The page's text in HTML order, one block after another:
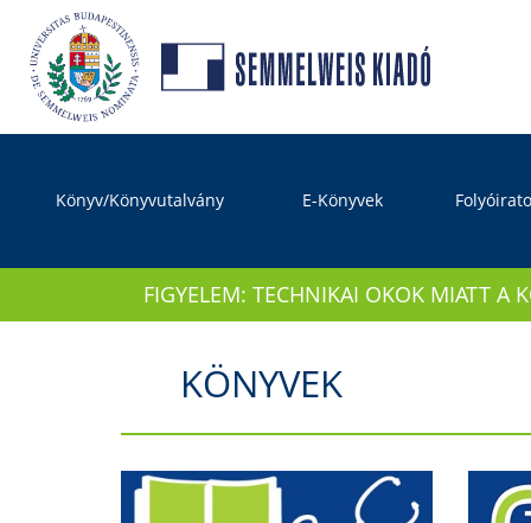
Könyv/Könyvutalvány E-Könyvek
FIGYELEM: TECHNIKAI OKOK MIATT A
KÖNYVEK